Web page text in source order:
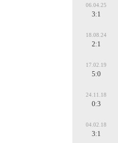
06.04.25
3:1
18.08.24
2:1
17.02.19
5:0
24.11.18
0:3
04.02.18
3:1